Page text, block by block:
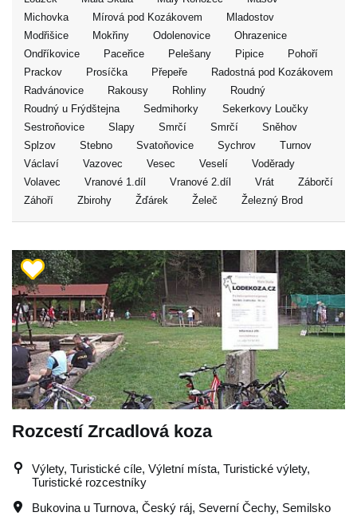
Michovka
Mírová pod Kozákovem
Mladostov
Modřišice
Mokřiny Odolenovice
Ohrazenice
Ondříkovice
Paceřice Pelešany Pipice
Pohoří
Prackov
Prosíčka Přepeře
Radostná pod Kozákovem
Radvánovice
Rakousy Rohliny
Roudný
Roudný u Frýdštejna
Sedmihorky
Sekerkovy Loučky
Sestroňovice
Slapy Smrčí Smrčí
Sněhov
Splzov
Stebno Svatoňovice Sychrov
Turnov
Václaví
Vazovec Vesec Veselí
Voděrady
Volavec
Vranové 1.díl Vranové 2.díl Vrát
Záborčí
Záhoří
Zbirohy Žďárek Želeč Železný Brod
Rozcestí Zrcadlová koza
Výlety, Turistické cíle, Výletní místa, Turistické výlety,
Turistické rozcestníky
Bukovina u Turnova, Český ráj, Severní Čechy, Semilsko